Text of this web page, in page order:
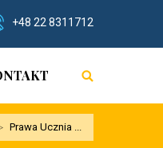
+48 22 8311712
Prawa Ucznia ...